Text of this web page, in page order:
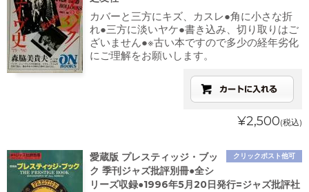
カバーと三方にキズ、カスレ●角に小さな折
れ●三方に淡いヤケ●書き込み、切り取りはご
ざいません●※古い本ですので多少の経年劣化
にご理解をお願いします。
¥2,500(税込)
クリックポスト他可
愛蔵版 プレスティッジ・ブッ
ク 季刊ジャズ批評別冊●全シ
リーズ収録●1996年5月20日発行=ジャズ批評社